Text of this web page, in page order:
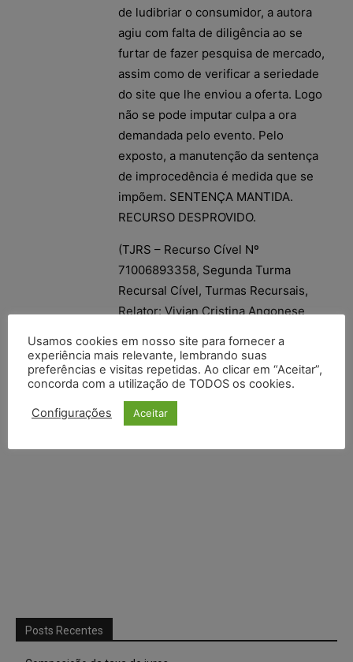
de ludibriar o consumidor, a autora
agiu com falta de diligência ao se
furtar de fazer pesquisa de mercado,
assim como de verificar a seriedade
do site que lhe enviou a oferta. Logo
não se pode imputar culpa a ora
demandada pelo evento. Pelo
exposto, a manutenção da sentença
de improcedência é medida que se
impõem. SENTENÇA MANTIDA.
RECURSO DESPROVIDO.
(TJRS – Recurso Cível Nº
71006893358, Segunda Turma
Recursal Cível, Turmas Recursais,
Relator: Vivian Cristina Angonese
Posts Recentes
Usamos cookies em nosso site para fornecer a
experiência mais relevante, lembrando suas
preferências e visitas repetidas. Ao clicar em “Aceitar”,
concorda com a utilização de TODOS os cookies.
Configurações Aceitar